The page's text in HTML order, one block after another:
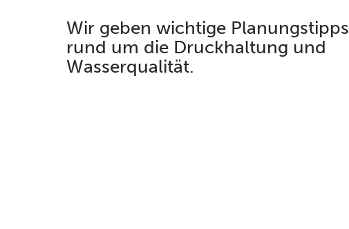
Wir geben wichtige Planungstipps
rund um die Druckhaltung und
Wasserqualität.